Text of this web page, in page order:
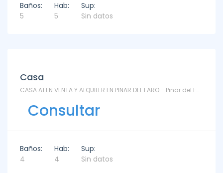
Baños:
5
Hab:
5
Sup:
Sin datos
Casa
CASA A1 EN VENTA Y ALQUILER EN PINAR DEL FARO - Pinar del Faro
Consultar
Baños:
4
Hab:
4
Sup:
Sin datos